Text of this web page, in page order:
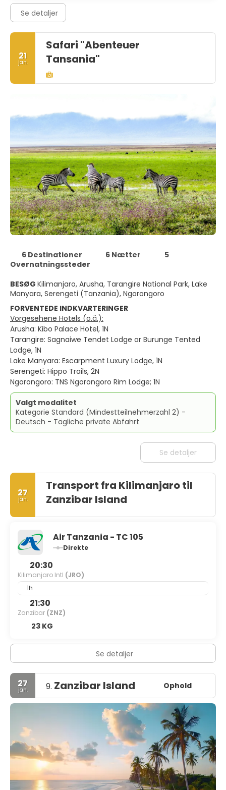
Se detaljer
21
jan.
Safari "Abenteuer
Tansania"
6 Destinationer 6 Nætter
5
Overnatningssteder
BESØG Kilimanjaro, Arusha, Tarangire National Park, Lake
Manyara, Serengeti (Tanzania), Ngorongoro
FORVENTEDE INDKVARTERINGER
Vorgesehene Hotels (o.ä.):
Arusha: Kibo Palace Hotel, 1N
Tarangire: Sagnaiwe Tendet Lodge or Burunge Tented
Lodge, 1N
Lake Manyara: Escarpment Luxury Lodge, 1N
Serengeti: Hippo Trails, 2N
Ngorongoro: TNS Ngorongoro Rim Lodge; 1N
Valgt modalitet
Kategorie Standard (Mindestteilnehmerzahl 2) -
Deutsch - Tägliche private Abfahrt
Se detaljer
27
jan.
Transport fra Kilimanjaro til
Zanzibar Island
Air Tanzania - TC 105
Direkte
20:30
Kilimanjaro Intl (JRO)
1h
21:30
Zanzibar (ZNZ)
23 KG
Se detaljer
27
jan. 9. Zanzibar Island Ophold